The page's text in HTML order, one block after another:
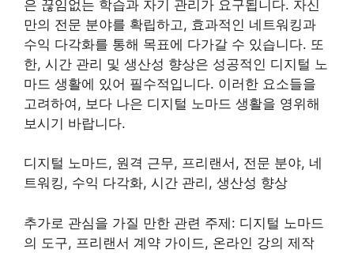
은 끊임없는 학습과 자기 관리가 요구됩니다. 자신
만의 전문 분야를 확립하고, 효과적인 네트워킹과
수익 다각화를 통해 목표에 다가갈 수 있습니다. 또
한, 시간 관리 및 생산성 향상은 성공적인 디지털 노
마드 생활에 있어 필수적입니다. 이러한 요소들을
고려하여, 보다 나은 디지털 노마드 생활을 영위해
보시기 바랍니다.
디지털 노마드, 원격 근무, 프리랜서, 전문 분야, 네
트워킹, 수익 다각화, 시간 관리, 생산성 향상
추가로 관심을 가질 만한 관련 주제: 디지털 노마드
의 도구, 프리랜서 계약 가이드, 온라인 강의 제작